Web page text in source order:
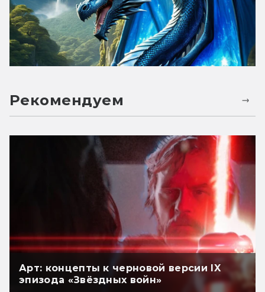
Рекомендуем
Арт: концепты к черновой версии IX
эпизода «Звёздных войн»